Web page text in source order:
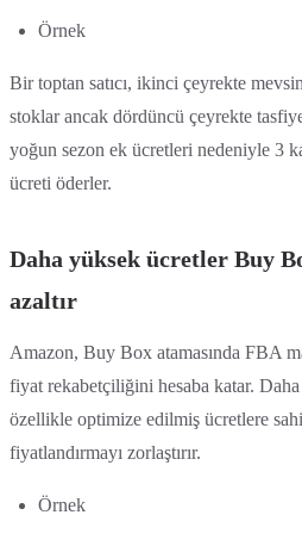
Örnek
Bir toptan satıcı, ikinci çeyrekte
stoklar ancak dördüncü çeyrekte
yoğun sezon ek ücretleri nedeniyle 3
ücreti öderler.
Daha yüksek ücretler Buy
azaltır
Amazon, Buy Box atamasında FBA
fiyat rekabetçiliğini hesaba katar.
özellikle optimize edilmiş ücretlere
fiyatlandırmayı zorlaştırır.
Örnek